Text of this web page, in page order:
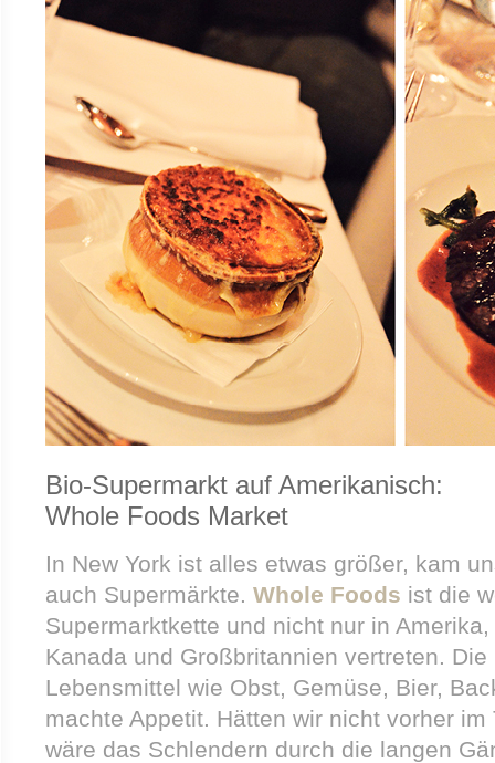
Bio-Supermarkt auf Amerikanisch:
Whole Foods Market
In New York ist alles etwas größer, kam
auch Supermärkte. Whole Foods ist die
Supermarktkette und nicht nur in
Kanada und Großbritannien vertreten.
Lebensmittel wie Obst, Gemüse, Bier,
machte Appetit. Hätten wir nicht vorher
wäre das Schlendern durch die langen